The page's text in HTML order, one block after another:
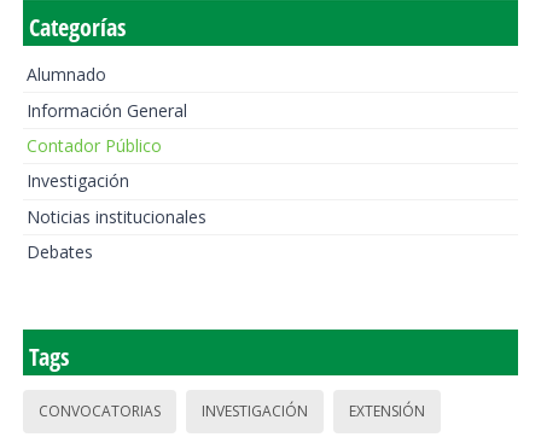
Categorías
Alumnado
Información General
Contador Público
Investigación
Noticias institucionales
Debates
Tags
CONVOCATORIAS INVESTIGACIÓN EXTENSIÓN